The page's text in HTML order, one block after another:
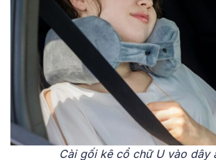
Cài gối kê cổ chữ U vào dây